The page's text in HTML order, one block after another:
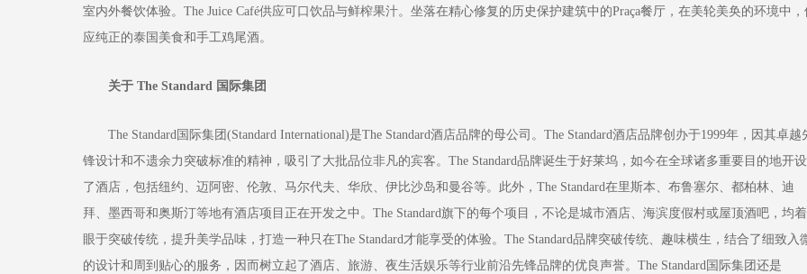
室内外餐饮体验。The Juice Café供应可口饮品与鲜榨果汁。坐落在精心修复的历史保护建筑中的Praça餐厅，在美轮美奂的环境中，
应纯正的泰国美食和手工鸡尾酒。
关于 The Standard 国际集团
The Standard国际集团(Standard International)是The Standard酒店品牌的母公司。The Standard酒店品牌创办于1999年，因其卓越
锋设计和不遗余力突破标准的精神，吸引了大批品位非凡的宾客。The Standard品牌诞生于好莱坞，如今在全球诸多重要目的地开设
了酒店，包括纽约、迈阿密、伦敦、马尔代夫、华欣、伊比沙岛和曼谷等。此外，The Standard在里斯本、布鲁塞尔、都柏林、迪
拜、墨西哥和奥斯汀等地有酒店项目正在开发之中。The Standard旗下的每个项目，不论是城市酒店、海滨度假村或屋顶酒吧，均着
眼于突破传统，提升美学品味，打造一种只在The Standard才能享受的体验。The Standard品牌突破传统、趣味横生，结合了细致入
的设计和周到贴心的服务，因而树立起了酒店、旅游、夜生活娱乐等行业前沿先锋品牌的优良声誉。The Standard国际集团还是